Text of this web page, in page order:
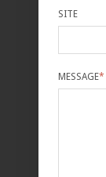
SITE
MESSAGE*